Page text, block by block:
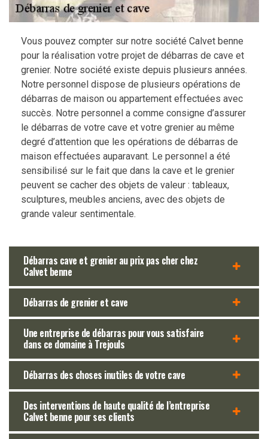
Vous pouvez compter sur notre société Calvet benne
pour la réalisation votre projet de débarras de cave et
grenier. Notre société existe depuis plusieurs années.
Notre personnel dispose de plusieurs opérations de
débarras de maison ou appartement effectuées avec
succès. Notre personnel a comme consigne d’assurer
le débarras de votre cave et votre grenier au même
degré d’attention que les opérations de débarras de
maison effectuées auparavant. Le personnel a été
sensibilisé sur le fait que dans la cave et le grenier
peuvent se cacher des objets de valeur : tableaux,
sculptures, meubles anciens, avec des objets de
grande valeur sentimentale.
Débarras cave et grenier au prix pas cher chez
Calvet benne
Débarras de grenier et cave
Une entreprise de débarras pour vous satisfaire
dans ce domaine à Trejouls
Débarras des choses inutiles de votre cave
Des interventions de haute qualité de l’entreprise
Calvet benne pour ses clients